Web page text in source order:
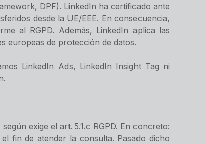
DPF). LinkedIn ha certificado ante
desde la UE/EEE. En consecuencia,
al RGPD. Además, LinkedIn aplica las
europeas de protección de datos.
LinkedIn Ads, LinkedIn Insight Tag ni
exige el art. 5.1.c RGPD. En concreto:
fin de atender la consulta. Pasado dicho